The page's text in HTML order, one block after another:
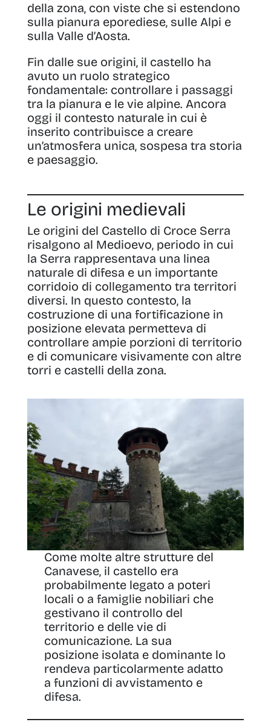
della zona, con viste che si estendono
sulla pianura eporediese, sulle Alpi e
sulla Valle d’Aosta.
Fin dalle sue origini, il castello ha
avuto un ruolo strategico
fondamentale: controllare i passaggi
tra la pianura e le vie alpine. Ancora
oggi il contesto naturale in cui è
inserito contribuisce a creare
un’atmosfera unica, sospesa tra storia
e paesaggio.
Le origini medievali
Le origini del Castello di Croce Serra
risalgono al Medioevo, periodo in cui
la Serra rappresentava una linea
naturale di difesa e un importante
corridoio di collegamento tra territori
diversi. In questo contesto, la
costruzione di una fortificazione in
posizione elevata permetteva di
controllare ampie porzioni di territorio
e di comunicare visivamente con altre
torri e castelli della zona.
Come molte altre strutture del
Canavese, il castello era
probabilmente legato a poteri
locali o a famiglie nobiliari che
gestivano il controllo del
territorio e delle vie di
comunicazione. La sua
posizione isolata e dominante lo
rendeva particolarmente adatto
a funzioni di avvistamento e
difesa.